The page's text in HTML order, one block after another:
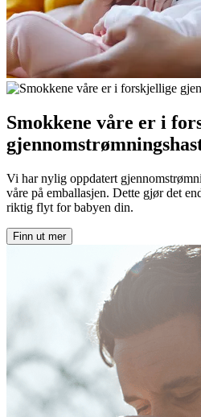
Smokkene våre er i
Vi har nylig oppdatert
våre på emballasjen. Dette gjør det
riktig flyt for babyen din.
Finn ut mer